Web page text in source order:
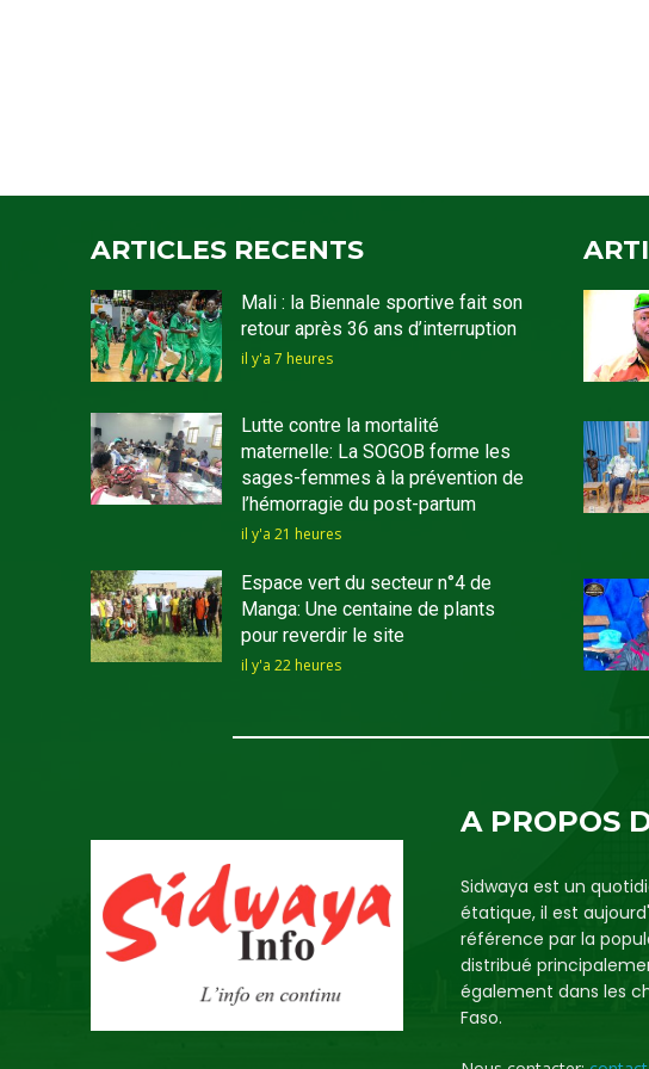
ARTICLES RECENTS
Mali : la Biennale sportive fait son
retour après 36 ans d’interruption
il y'a 7 heures
Lutte contre la mortalité
maternelle: La SOGOB forme les
sages-femmes à la prévention de
l’hémorragie du post-partum
il y'a 21 heures
Espace vert du secteur n°4 de
Manga: Une centaine de plants
pour reverdir le site
il y'a 22 heures
A PROPOS
Sidwaya est un
étatique, il est
référence par la
distribué
également dans les
Faso.